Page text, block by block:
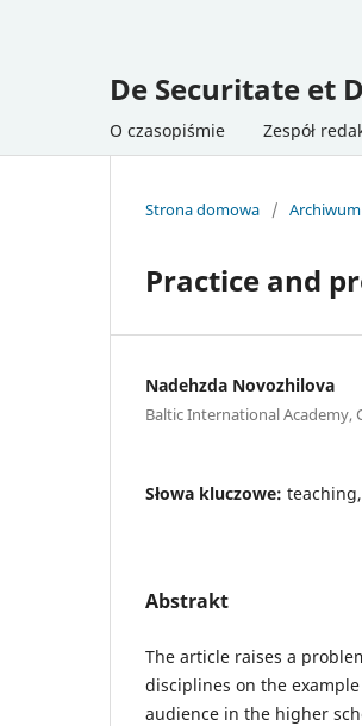
De Securitate et
O czasopiśmie Zespół
Strona domowa / Archiwum
Practice and
Nadehzda Novozhilova
Baltic International Academy,
Słowa kluczowe:
Abstrakt
The article raises a
disciplines on the
audience in the higher